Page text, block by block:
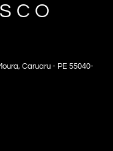
Caruaru - PE 55040-